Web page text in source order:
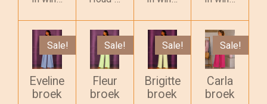
Sale!
Eveline
broek
Sale!
Fleur
broek
Sale!
Brigitte
broek
Sale!
Carla
broek